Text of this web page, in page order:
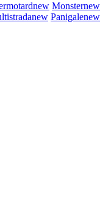
new Monsternew
new Panigalenew